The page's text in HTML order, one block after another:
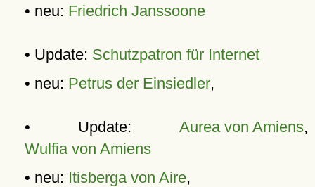
• neu: Friedrich Janssoone
• Update: Schutzpatron für Internet
• neu: Petrus der Einsiedler,
• Update: Aurea von Amiens,
Wulfia von Amiens
• neu: Itisberga von Aire,